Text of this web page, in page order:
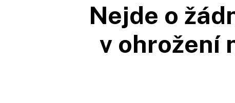
Nejde o
v ohrožení